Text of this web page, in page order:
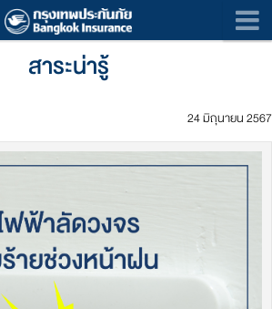
สาระน่ารู้
24 มิถุนายน 2567